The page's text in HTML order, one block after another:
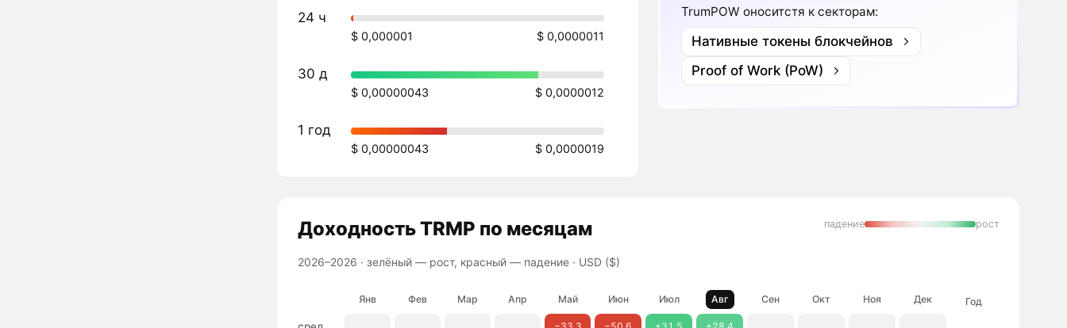
24 ч
$ 0,000001 $ 0,0000011
30 д
$ 0,00000043 $ 0,0000012
1 год
$ 0,00000043 $ 0,0000019
TrumPOW оноситстя к секторам:
Нативные токены блокчейнов
Proof of Work (PoW)
ДоходностьTRMP по месяцам
2026–2026 · зелёный — рост, красный — падение· USD ($)
падение рост
Янв Фев Мар Апр Май Июн Июл Авг Сен Окт Ноя Дек Год